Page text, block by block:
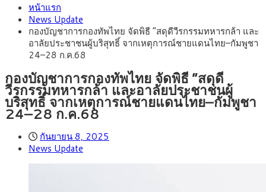
เดินหน้า 5 ยุทธศาสตร์ รื้อโครงสร้างเศรษฐกิจ ดันไทยโตเต็ม
ศักยภาพ
กรกฎาคม 27, 2026
ติดลายการ์ตูน กรมศุลกากร เตือนผู้ปกครองเฝ้าระวัง หลังยึดล็อต
ใหญ่จากเยอรมนี
กรกฎาคม 27, 2026 กรุงศรี คาดเงินบาทสัปดาห์นี้ (27–31 ก.ค.
2569) ซื้อขายในกรอบ 33.40-34.00 มองเฟดคงดอกเบี้ย
สิงหาคม 5, 2026 ครม.ไฟเขียวหลักการ ร่าง พ.ร.ฎ. เปิดทาง รฟม.เดิน
หน้ารถไฟฟ้าสงขลา โมโนเรล 12.54 กม. เชื่อมเมืองหาดใหญ่
สิงหาคม 4, 2026 สธ.ชี้ รพ.รัฐแบกรับผู้ป่วยบัตรทอง 87% แต่ได้งบ
รายหัวเพียง 2,618 บาท เสนอทบทวนจัดสรรงบให้สอดคล้องภาระ
งานจริง
หน้าแรก
News Update
กองบัญชาการกองทัพไทย จัดพิธี “สดุดีวีรกรรมทหารกล้า และ
อาลัยประชาชนผู้บริสุทธิ์ จากเหตุการณ์ชายแดนไทย–กัมพูชา
24–28 ก.ค.68
กองบัญชาการกองทัพไทย จัดพิธี “สดุดี
วีรกรรมทหารกล้า และอาลัยประชาชนผู้
บริสุทธิ์ จากเหตุการณ์ชายแดนไทย–กัมพูชา
24–28 ก.ค.68
กันยายน 8, 2025
News Update